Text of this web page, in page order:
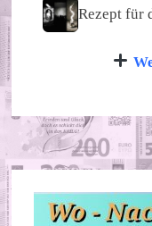
Rezept für